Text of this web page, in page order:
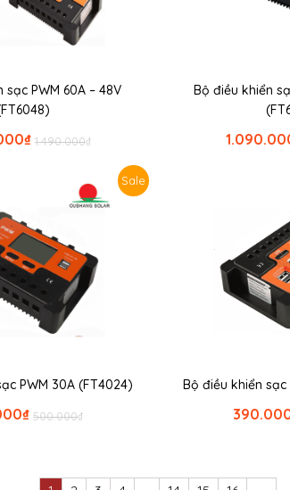
sạc PWM 60A – 48V
₫
1.490.000
₫
Bộ điều khiển
Sale
PWM 30A (FT4024)
₫
500.000
₫
Bộ điều khiển sạc